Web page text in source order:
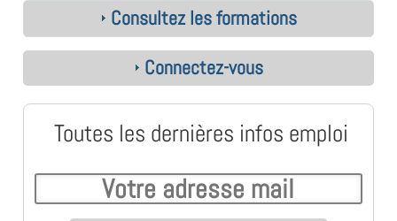
Consultez les formations
Connectez-vous
Toutes les dernières infos emploi